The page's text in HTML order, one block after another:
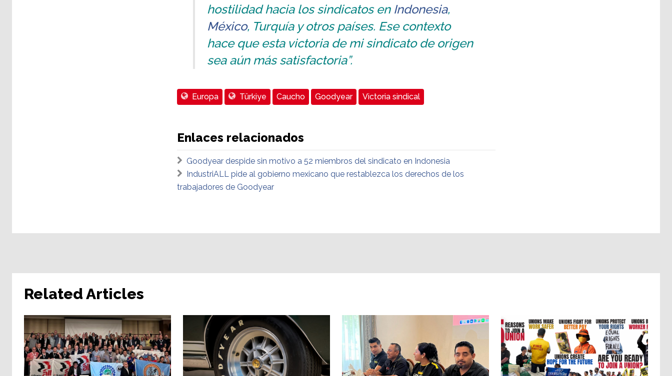
hostilidad hacia los sindicatos enIndonesia,
México, Turquía y otros países. Ese contexto
hace que esta victoria de mi sindicato de origen
sea aún más satisfactoria”.
Europa Türkiye Caucho Goodyear Victoria sindical
Enlaces relacionados
Goodyear despide sin motivo a 52 miembros del sindicato en Indonesia
IndustriALL pide al gobierno mexicano que restablezca los derechos de los
trabajadores de Goodyear
Related Articles